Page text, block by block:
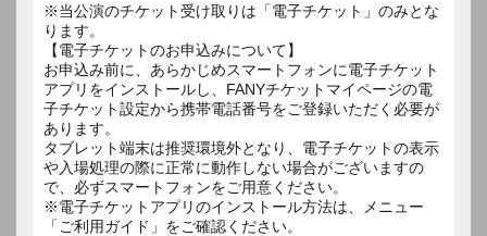
※当公演のチケット受け取りは「電子チケット」のみとな
ります。
【電子チケットのお申込みについて】
お申込み前に、あらかじめスマートフォンに電子チケット
アプリをインストールし、FANYチケットマイページの電
子チケット設定から携帯電話番号をご登録いただく必要が
あります。
タブレット端末は推奨環境外となり、電子チケットの表示
や入場処理の際に正常に動作しない場合がございますの
で、必ずスマートフォンをご用意ください。
※電子チケットアプリのインストール方法は、メニュー
「ご利用ガイド」をご確認ください。